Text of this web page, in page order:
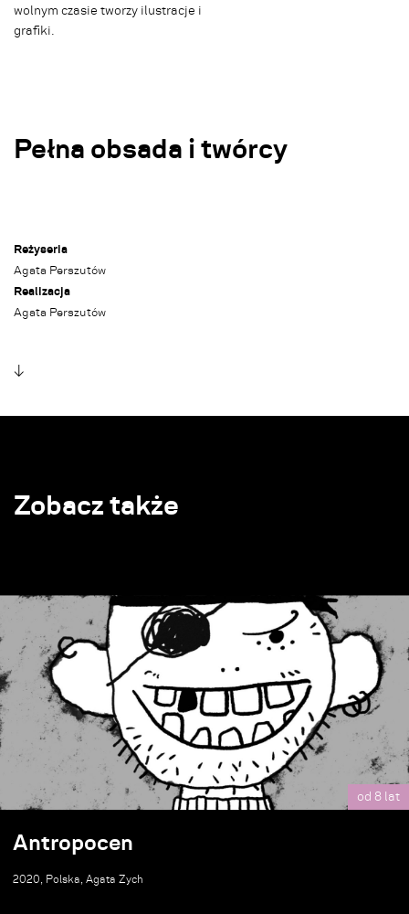
Pełna obsada i twórcy
Reżyseria
Agata Perszutów
Realizacja
Agata Perszutów
↓
wolnym czasie tworzy ilustracje i
grafiki.
Zobacz także
od 8 lat
Antropocen
2020, Polska, Agata Zych